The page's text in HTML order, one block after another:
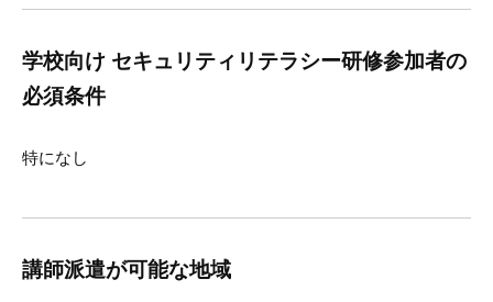
学校向け セキュリティリテラシー研修参加者の
必須条件
特になし
講師派遣が可能な地域